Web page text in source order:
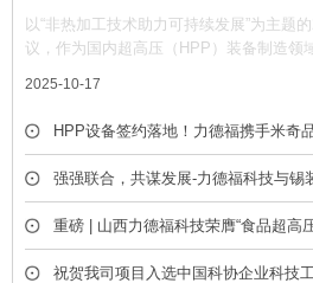
单位”，携手产业链共筑非热加工新
以“非热加工技术助力可持续发展”为主题
议，作为国内超高压（HPP）装备制造领
号，彰显了公司在推动超高压技术产业化
2025-10-17
HPP设备签约落地！力德福携手米奇
化冷榨饮品产线
强强联合，共谋发展-力德福科技与锡
略合作框架协议
重磅 | 山西力德福科技荣膺“食品超高
台共创单位”，携手产业链共筑非热加
祝贺我司项目入选中国科协企业科技